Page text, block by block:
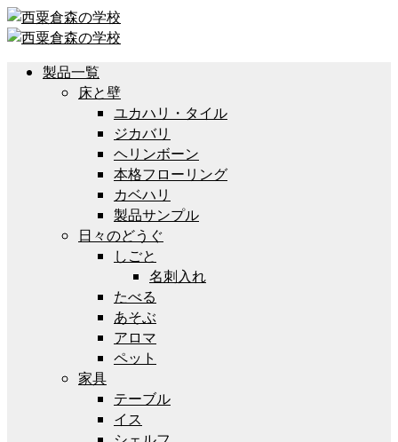
製品一覧
床と壁
ユカハリ・タイル
ジカバリ
ヘリンボーン
本格フローリング
カベハリ
製品サンプル
日々のどうぐ
しごと
名刺入れ
たべる
あそぶ
アロマ
ペット
家具
テーブル
イス